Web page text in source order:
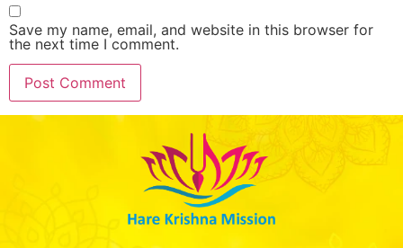
Save my name, email, and website in this browser for
the next time I comment.